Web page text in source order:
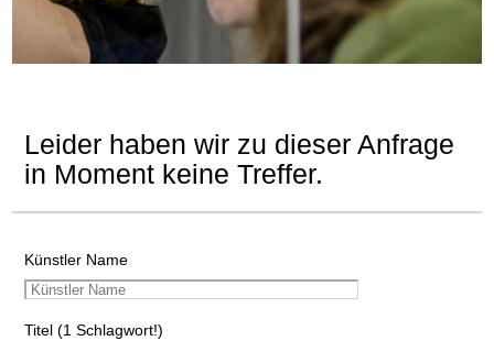
Leider haben wir zu dieser Anfrage
in Moment keine Treffer.
Künstler Name
Titel (1 Schlagwort!)